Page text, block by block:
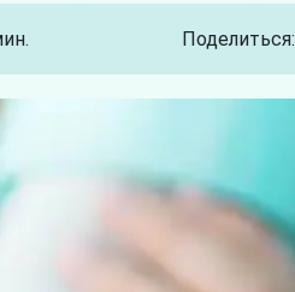
Поделиться: